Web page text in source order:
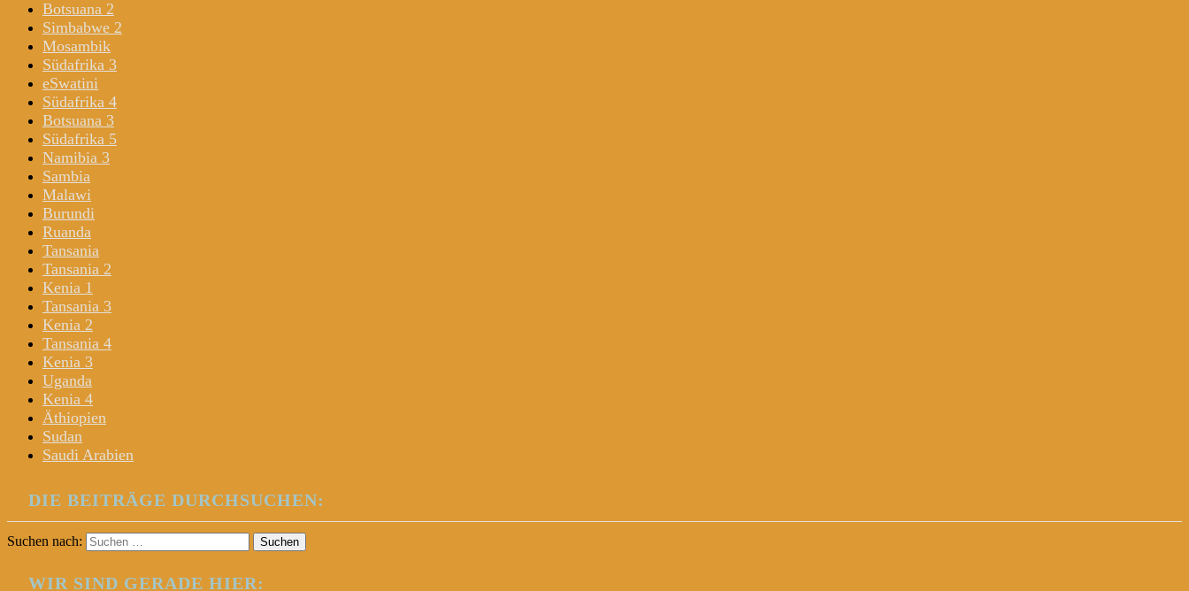
Botsuana 2
Simbabwe 2
Mosambik
Südafrika 3
eSwatini
Südafrika 4
Botsuana 3
Südafrika 5
Namibia 3
Sambia
Malawi
Burundi
Ruanda
Tansania
Tansania 2
Kenia 1
Tansania 3
Kenia 2
Tansania 4
Kenia 3
Uganda
Kenia 4
Äthiopien
Sudan
Saudi Arabien
DIE BEITRÄGE DURCHSUCHEN:
Suchen nach:
WIR SIND GERADE HIER: